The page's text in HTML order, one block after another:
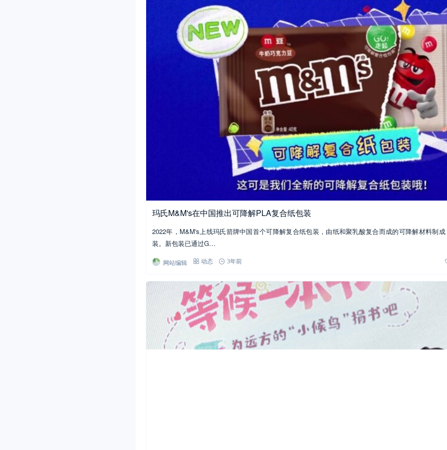
玛氏M&M's在中国推出可降解PLA复合纸包装
2022年，M&M's上线玛氏箭牌中国首个可降解复合纸包装，由纸和聚乳酸复合而成的可降解材料制
装。新包装已通过G…
网站编辑 动态 3年前